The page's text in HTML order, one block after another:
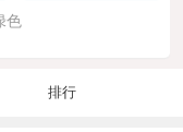
色
排行